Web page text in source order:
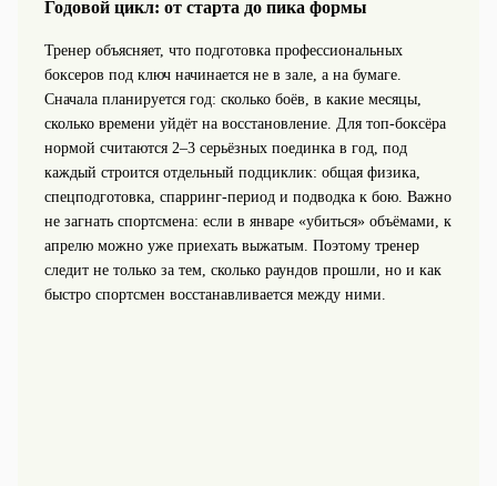
Годовой цикл: от старта до пика формы
Тренер объясняет, что подготовка профессиональных
боксеров под ключ начинается не в зале, а на бумаге.
Сначала планируется год: сколько боёв, в какие месяцы,
сколько времени уйдёт на восстановление. Для топ-боксёра
нормой считаются 2–3 серьёзных поединка в год, под
каждый строится отдельный подциклик: общая физика,
спецподготовка, спарринг-период и подводка к бою. Важно
не загнать спортсмена: если в январе «убиться» объёмами, к
апрелю можно уже приехать выжатым. Поэтому тренер
следит не только за тем, сколько раундов прошли, но и как
быстро спортсмен восстанавливается между ними.